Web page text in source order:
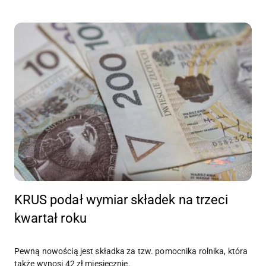
KRUS podał wymiar składek na trzeci
kwartał roku
Pewną nowością jest składka za tzw. pomocnika rolnika, która
także wynosi 42 zł miesięcznie.